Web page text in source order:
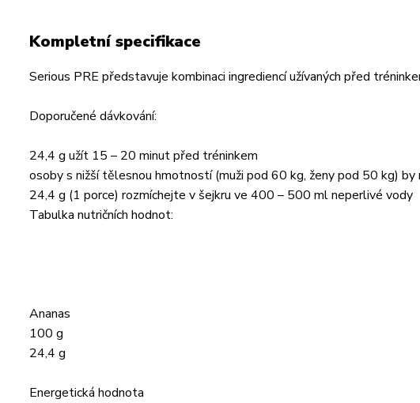
Kompletní specifikace
Serious PRE představuje kombinaci ingrediencí užívaných před
Doporučené dávkování:
24,4 g užít 15 – 20 minut před tréninkem
osoby s nižší tělesnou hmotností (muži pod 60 kg, ženy pod 50 kg)
24,4 g (1 porce) rozmíchejte v šejkru ve 400 – 500 ml neperlivé vody
Tabulka nutričních hodnot:
Ananas
100 g
24,4 g
Energetická hodnota